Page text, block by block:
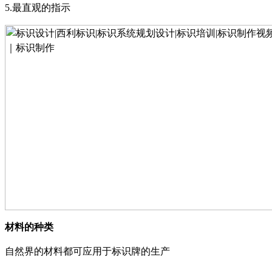
5.最直观的指示
材料的种类
自然界的材料都可应用于标识牌的生产